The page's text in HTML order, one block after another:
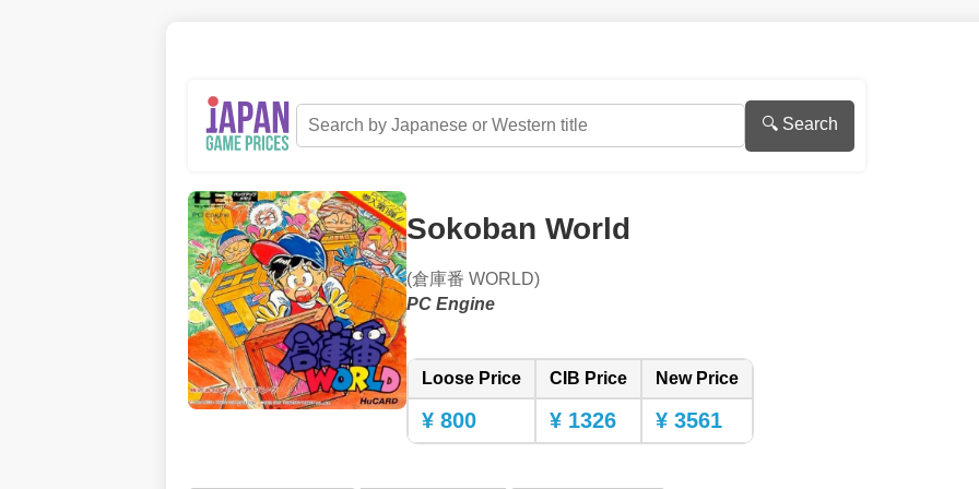
🔍 Search
Sokoban World
(倉庫番 WORLD)
PC Engine
Loose Price CIB Price New Price
¥ 800 ¥ 1326 ¥ 3561